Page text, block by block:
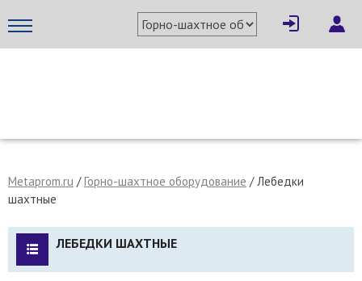
Metaprom.ru /Горно-шахтное оборудование /Лебедки
шахтные
ЛЕБЕДКИ ШАХТНЫЕ